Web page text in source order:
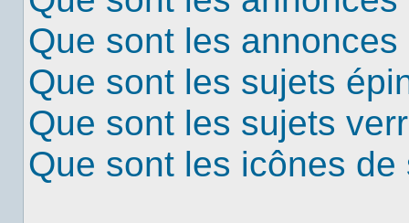
Que sont les annonces
Que sont les sujets
Que sont les sujets
Que sont les icônes de